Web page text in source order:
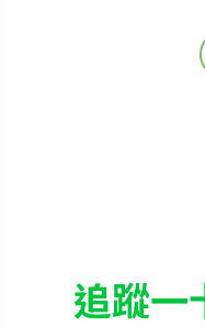
追蹤一